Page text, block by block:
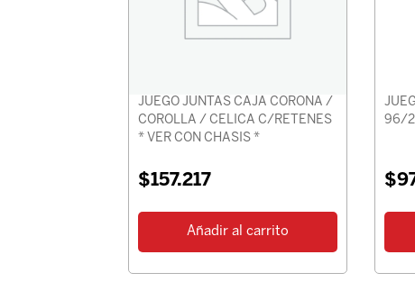
JUEGO JUNTAS CAJA CORONA /
COROLLA / CELICA C/RETENES
* VER CON CHASIS *
$157.217
Añadir al carrito
96/
$